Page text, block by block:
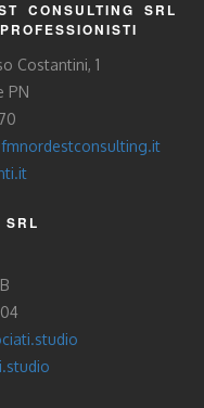
CONSULTING SRL
Costantini, 1
PN
SRL